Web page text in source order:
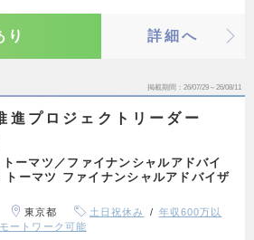
り 詳細へ
掲載期間 26/07/29～26/08/11
進プロジェクトリーダー
ーマツ／ファイナンシャルアドバイ
トーマツ ファイナンシャルアドバイザ
東京都 土日祝休み
年収600万以
ートワーク可能